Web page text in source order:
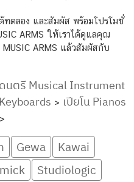
ดลอง และสัมผัส พร้อมโปรโมชั่
ARMS ให้เราได้ดูแลคุณ
ARMS แล้วสัมผัสกับ
นตรี Musical Instrument
> เปียโน Pianos
Gewa
Kawai
Studiologic